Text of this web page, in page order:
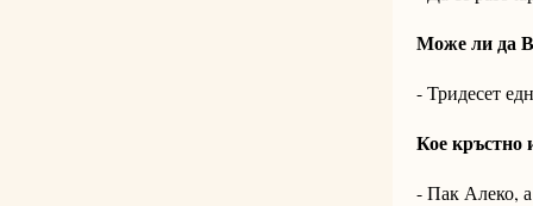
Може ли да
- Тридесет
Кое кръстно
- Пак Алеко,